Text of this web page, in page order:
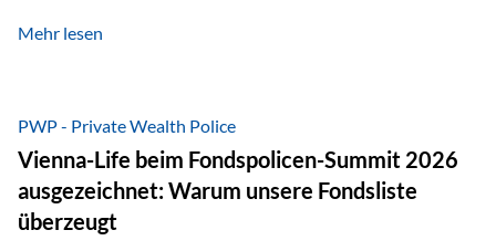
elektrischer – und genau dort spielt Silber eine
Leitfähigkeit aller Metalle. Diese Eigenschaft macht es für
zahlreiche Zukunftstechnologien praktisch unverzichtbar.
Silber findet sich unter anderem in: Solarmodulen
Elektrofahrzeugen Halbleitern Smartphones und Tablets…
Mehr lesen
PWP - Private Wealth Police
Vienna-Life beim Fondspolicen-Summit 2026
ausgezeichnet: Warum unsere Fondsliste
überzeugt